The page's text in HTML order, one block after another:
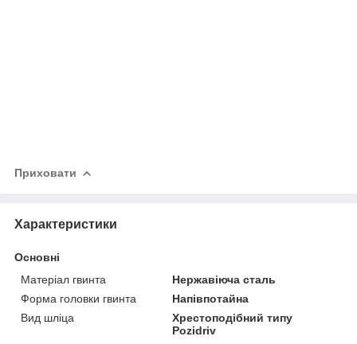
Приховати
Характеристики
Основні
Матеріал гвинта
Нержавіюча сталь
Форма головки гвинта
Напівпотайна
Вид шліца
Хрестоподібний типу
Pozidriv